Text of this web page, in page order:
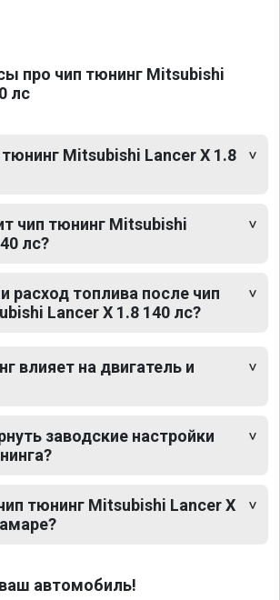
про чип тюнинг Mitsubishi
лс
Mitsubishi Lancer X 1.8
чип тюнинг Mitsubishi
лс?
расход топлива после чип
Lancer X 1.8 140 лс?
влияет на двигатель и
заводские настройки
тюнинг Mitsubishi Lancer X
автомобиль!